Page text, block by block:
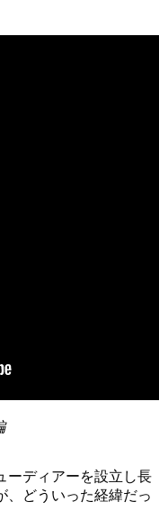
ディアーを設立し長
、どういった経緯だっ